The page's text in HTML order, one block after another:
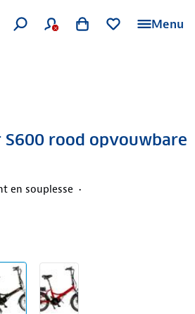
Menu
S600 rood opvouwbare
en souplesse